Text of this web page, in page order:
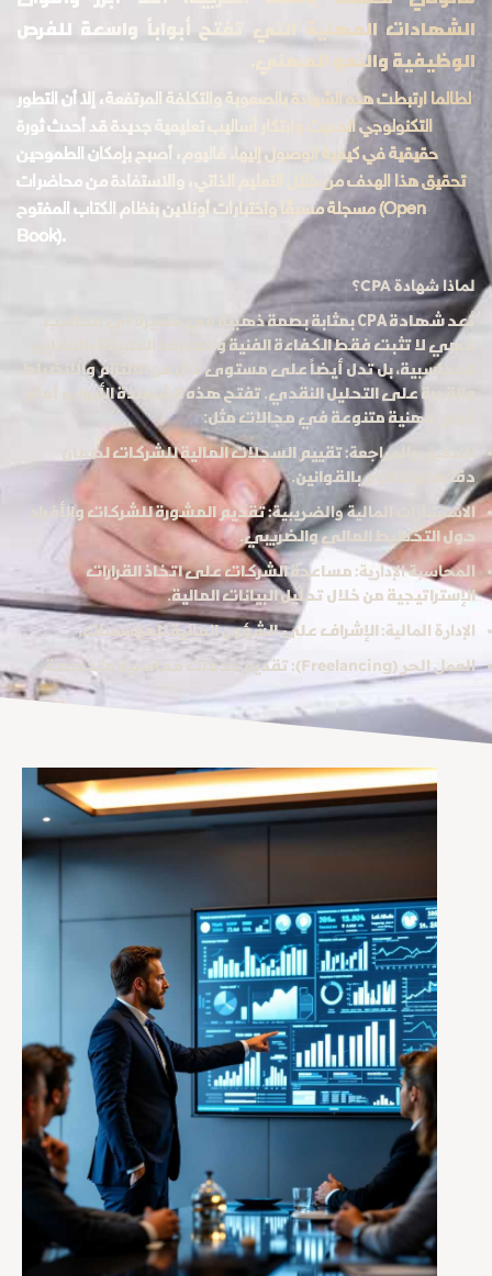
الشهادات المهنية التي تفتح أبواباً واسعة للفرص
الوظيفية والنمو المهني.
لطالما ارتبطت هذه الشهادة بالصعوبة والتكلفة المرتفعة، إلا أن التطور
التكنولوجي الحديث وابتكار أساليب تعليمية جديدة قد أحدث ثورة
حقيقية في كيفية الوصول إليها. فاليوم، أصبح بإمكان الطموحين
تحقيق هذا الهدف من خلال التعليم الذاتي، والاستفادة من محاضرات
مسجلة مسبقًا واختبارات أونلاين بنظام الكتاب المفتوح (Open
Book).
لماذا شهادة CPA؟
تُعد شهادة CPA بمثابة بصمة ذهبية في مسيرة أي محاسب.
فهي لا تثبت فقط الكفاءة الفنية والمعرفة العميقة بالمعايير
المحاسبية، بل تدل أيضاً على مستوى عالٍ من الالتزام والانضباط
والقدرة على التحليل النقدي. تفتح هذه الشهادة الأبواب أمام
فرص مهنية متنوعة في مجالات مثل:
التدقيق والمراجعة:تقييم السجلات المالية للشركات لضمان
دقتها والالتزام بالقوانين.
الاستشارات المالية والضريبية:تقديم المشورة للشركات والأفراد
حول التخطيط المالي والضريبي.
المحاسبة الإدارية: مساعدة الشركات على اتخاذ القرارات
الإستراتيجية من خلال تحليل البيانات المالية.
الإدارة المالية:الإشراف على الشؤون المالية للمؤسسات.
العمل الحر (Freelancing): تقديم خدمات محاسبية متخصصة.